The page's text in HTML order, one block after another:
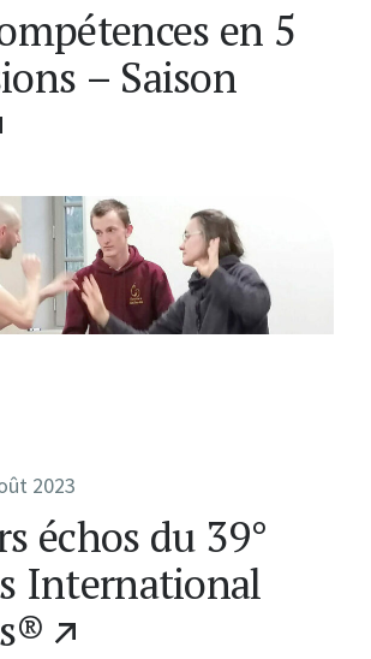
en 5
– Saison
2023
échos du 39°
International